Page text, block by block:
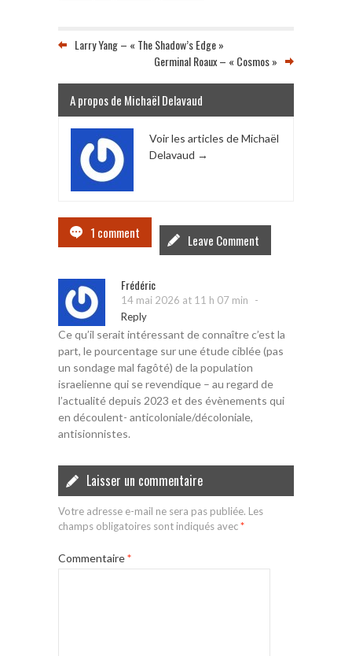
Larry Yang – « The Shadow’s Edge »
Germinal Roaux – « Cosmos »
A propos de Michaël Delavaud
Voir les articles de Michaël
Delavaud →
1 comment Leave Comment
Frédéric
14 mai 2026 at 11 h 07 min -
Reply
Ce qu’il serait intéressant de connaître c’est la
part, le pourcentage sur une étude ciblée (pas
un sondage mal fagôté) de la population
israelienne qui se revendique – au regard de
l’actualité depuis 2023 et des évènements qui
en découlent- anticoloniale/décoloniale,
antisionnistes.
Laisser un commentaire
Votre adresse e-mail ne sera pas publiée. Les
champs obligatoires sont indiqués avec*
Commentaire*